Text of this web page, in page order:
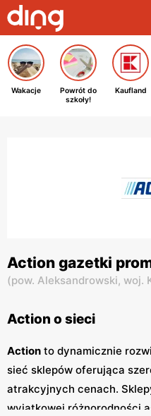
Wakacje
Powrót do
szkoły!
Kaufland
Action gazetki
(pow. Aleksandrowski, woj.
Action o sieci
Action to dynamicznie
sieć sklepów oferująca
atrakcyjnych cenach.
wyjątkowej różnorodności